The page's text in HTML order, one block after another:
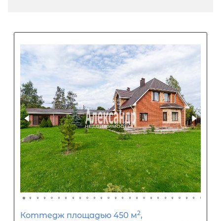
Популярное
Подходит под с/х ипотеку